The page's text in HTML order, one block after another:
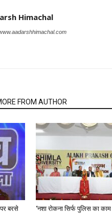
Himachal
FROM AUTHOR
बरसे
‘नशा रोकना सिर्फ पुलिस का